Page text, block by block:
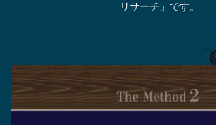
リサーチ」です。